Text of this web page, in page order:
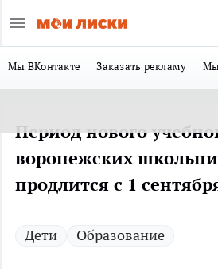
Мы ВКонтакте Заказать рекламу Мы
Период нового
воронежских
продлится с 1
Дети Образование